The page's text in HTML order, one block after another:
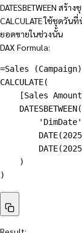
DATESBETWEEN ส
CALCULATE ใช้ชุดวัน
ยอดขายในช่วงนั้น
DAX Formula:
=Sales
CALCULATE(
[Sales
    DATESBETWEEN(
    )
)